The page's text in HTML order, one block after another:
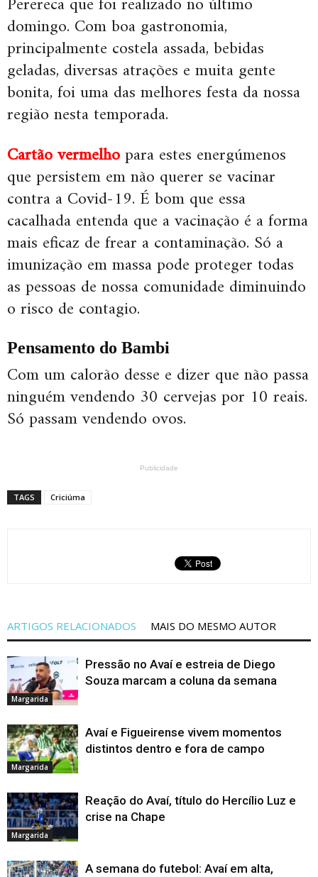
domingo. Com boa gastronomia,
principalmente costela assada, bebidas
geladas, diversas atrações e muita gente
bonita, foi uma das melhores festa da nossa
região nesta temporada.
Cartão vermelhopara estes energúmenos
que persistem em não querer se vacinar
contra a Covid-19. É bom que essa
cacalhada entenda que a vacinação é a forma
mais eficaz de frear a contaminação. Só a
imunização em massa pode proteger todas
as pessoas de nossa comunidade diminuindo
o risco de contagio.
Pensamento do Bambi
Com um calorão desse e dizer que não passa
ninguém vendendo 30 cervejas por 10 reais.
Só passam vendendo ovos.
Publicidade
TAGS Criciúma
ARTIGOS RELACIONADOS MAIS DO MESMO AUTOR
Margarida
Pressão no Avaí e estreia de Diego
Souza marcam a coluna da semana
Margarida
Avaí e Figueirense vivem momentos
distintos dentro e fora de campo
Margarida
Reação do Avaí, título do Hercílio Luz e
crise na Chape
A semana do futebol: Avaí em alta,